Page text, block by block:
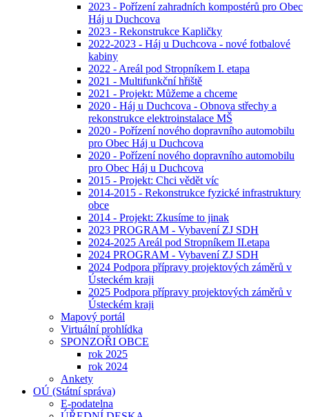
2023 - Pořízení zahradních kompostérů pro Obec
Háj u Duchcova
2023 - Rekonstrukce Kapličky
2022-2023 - Háj u Duchcova - nové fotbalové
kabiny
2022 - Areál pod Stropníkem I. etapa
2021 - Multifunkční hřiště
2021 - Projekt: Můžeme a chceme
2020 - Háj u Duchcova - Obnova střechy a
rekonstrukce elektroinstalace MŠ
2020 - Pořízení nového dopravního automobilu
pro Obec Háj u Duchcova
2020 - Pořízení nového dopravního automobilu
pro Obec Háj u Duchcova
2015 - Projekt: Chci vědět víc
2014-2015 - Rekonstrukce fyzické infrastruktury
obce
2014 - Projekt: Zkusíme to jinak
2023 PROGRAM - Vybavení ZJ SDH
2024-2025 Areál pod Stropníkem II.etapa
2024 PROGRAM - Vybavení ZJ SDH
2024 Podpora přípravy projektových záměrů v
Ústeckém kraji
2025 Podpora přípravy projektových záměrů v
Ústeckém kraji
Mapový portál
Virtuální prohlídka
SPONZOŘI OBCE
rok 2025
rok 2024
Ankety
OÚ (Státní správa)
E-podatelna